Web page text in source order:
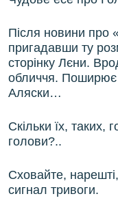
Після новини про
пригадавши ту
сторінку Лєни.
обличчя. Поширює
Аляски…
Скільки їх, таких,
голови?..
Сховайте, нарешті,
сигнал тривоги.